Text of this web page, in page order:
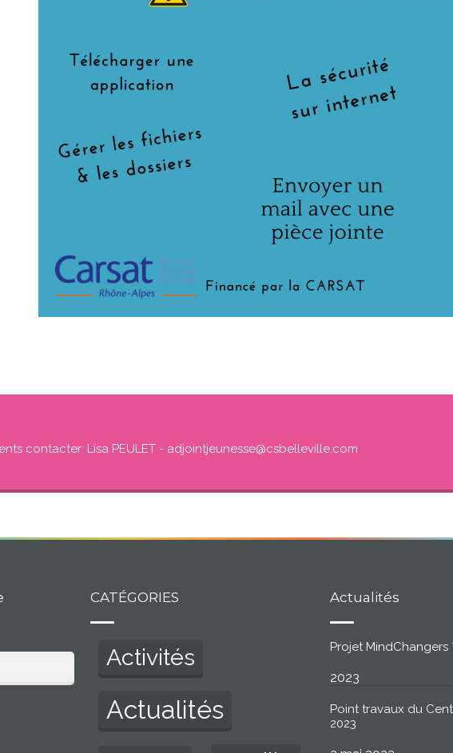
contacter: Lisa PEULET - adjointjeunesse@csbelleville.com
CATÉGORIES
Activités
Actualités
Actualités
Projet MindChangers
2023
Point travaux du
2023